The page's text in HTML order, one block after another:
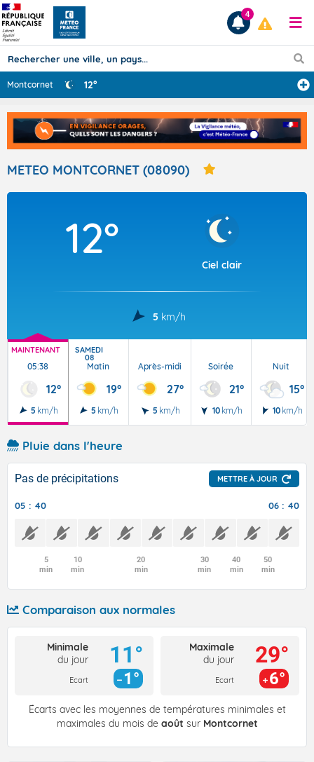
Prévisions
TOUS LES RÉSULTATS
Articles
4
Montcornet 12°
METEO MONTCORNET (08090)
12°
Ciel clair
5 km/h
MAINTENANT
05:38
12°
5 km/h
SAMEDI
08
Matin
19°
5 km/h
Après-midi
27°
5 km/h
Soirée
21°
10 km/h
Nuit
15°
10 km/h
Pluie dans l'heure
Pas de précipitations METTRE À JOUR
05 : 40 06 : 40
5
min
10
min
20
min
30
min
40
min
50
min
Comparaison aux normales
Minimale
du jour
Ecart
11°
1°
Maximale
du jour
Ecart
29°
6°
Écarts avec les moyennes de températures minimales et
maximales du mois de août sur Montcornet